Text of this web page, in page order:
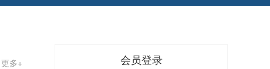
更多+ 会员登录